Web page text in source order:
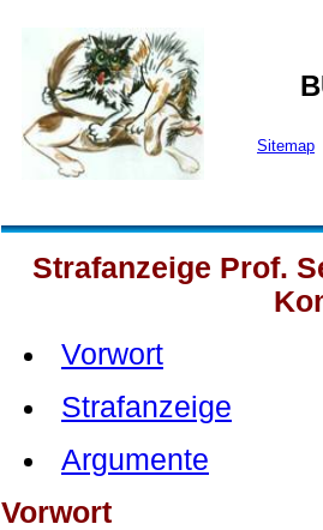
Sitemap
Strafanzeige Prof.
Vorwort
Strafanzeige
Argumente
Vorwort